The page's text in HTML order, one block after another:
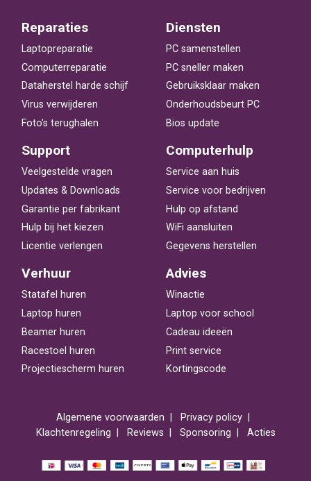
Reparaties
Laptopreparatie
Computerreparatie
Dataherstel harde schijf
Virus verwijderen
Foto's terughalen
Diensten
PC samenstellen
PC sneller maken
Gebruiksklaar maken
Onderhoudsbeurt PC
Bios update
Support
Veelgestelde vragen
Updates & Downloads
Garantie per fabrikant
Hulp bij het kiezen
Licentie verlengen
Computerhulp
Service aan huis
Service voor bedrijven
Hulp op afstand
WiFi aansluiten
Gegevens herstellen
Verhuur
Statafel huren
Laptop huren
Beamer huren
Racestoel huren
Projectiescherm huren
Advies
Winactie
Laptop voor school
Cadeau ideeën
Print service
Kortingscode
Algemene voorwaarden
Privacy policy
Klachtenregeling
Reviews Sponsoring Acties